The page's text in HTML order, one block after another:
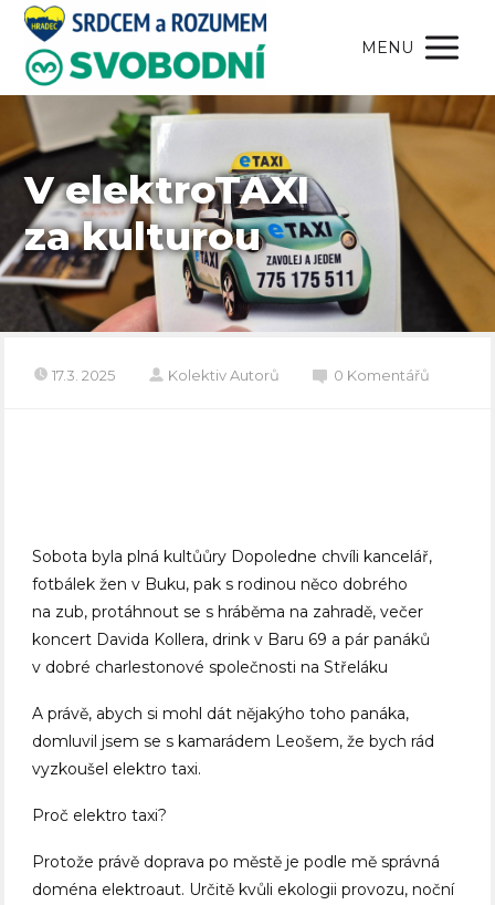
MENU
V elektroTAXI
za kulturou
17.3. 2025 Kolektiv Autorů 0 Komentářů
Sobota byla plná kultůůry Dopoledne chvíli kancelář,
fotbálek žen v Buku, pak s rodinou něco dobrého
na zub, protáhnout se s hráběma na zahradě, večer
koncert Davida Kollera, drink v Baru 69 a pár panáků
v dobré charlestonové společnosti na Střeláku
A právě, abych si mohl dát nějakýho toho panáka,
domluvil jsem se s kamarádem Leošem, že bych rád
vyzkoušel elektro taxi.
Proč elektro taxi?
Protože právě doprava po městě je podle mě správná
doména elektroaut. Určitě kvůli ekologii provozu, noční